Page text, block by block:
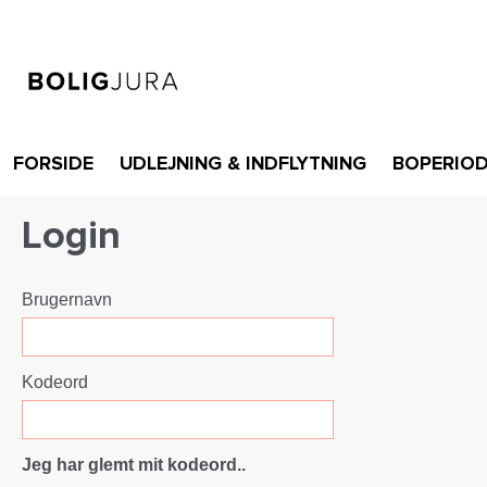
FORSIDE UDLEJNING & INDFLYTNING
Login
Brugernavn
Kodeord
Jeg har glemt mit kodeord..